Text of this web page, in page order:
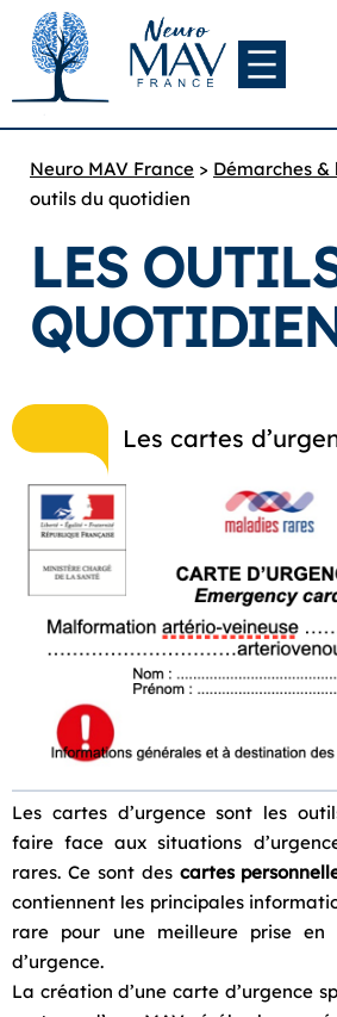
Neuro MAV France > Démarches &
outils du quotidien
LES
Les cartes
Les cartes d’urgence sont les
faire face aux situations
rares. Ce sont des cartes
contiennent les principales
rare pour une meilleure prise en
d’urgence.
La création d’une carte d’urgence